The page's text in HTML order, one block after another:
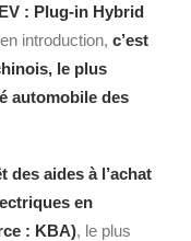
: Plug-in Hybrid
introduction, c’est
le plus
automobile des
des aides à l’achat
en
: KBA), le plus